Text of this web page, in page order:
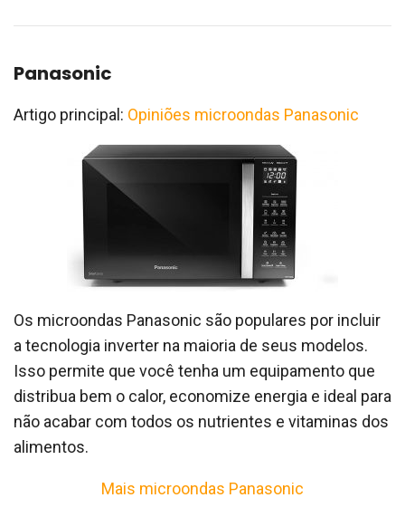
Panasonic
Artigo principal: Opiniões microondas Panasonic
Os microondas Panasonic são populares por incluir
a tecnologia inverter na maioria de seus modelos.
Isso permite que você tenha um equipamento que
distribua bem o calor, economize energia e ideal para
não acabar com todos os nutrientes e vitaminas dos
alimentos.
Mais microondas Panasonic